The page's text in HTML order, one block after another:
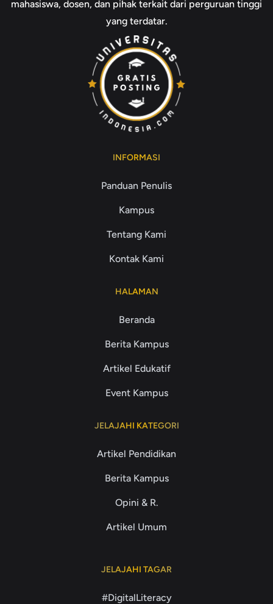
mahasiswa, dosen, dan pihak terkait dari perguruan tinggi
yang terdatar.
INFORMASI
Panduan Penulis
Kampus
Tentang Kami
Kontak Kami
HALAMAN
Beranda
Berita Kampus
Artikel Edukatif
Event Kampus
JELAJAHI KATEGORI
Artikel Pendidikan
Berita Kampus
Opini & R.
Artikel Umum
JELAJAHI TAGAR
#DigitalLiteracy